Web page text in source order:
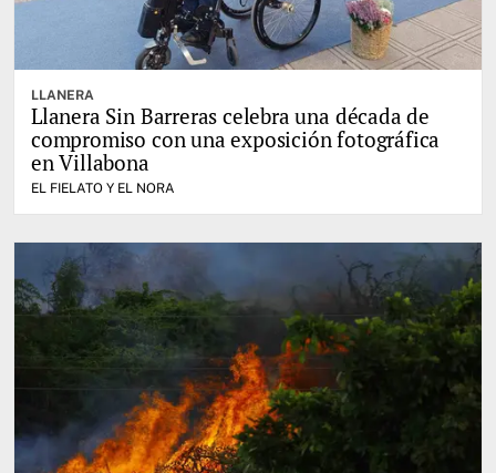
LLANERA
Llanera Sin Barreras celebra una década de
compromiso con una exposición fotográfica
en Villabona
EL FIELATO Y EL NORA